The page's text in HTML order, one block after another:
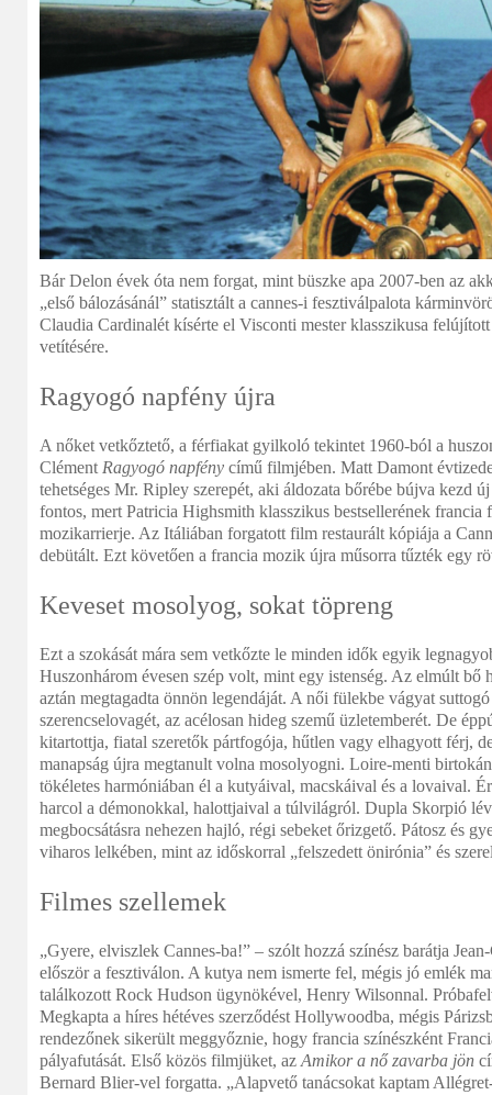
Bár Delon évek óta nem forgat, mint büszke apa 2007-ben az
„első bálozásánál” statisztált a cannes-i fesztiválpalota
Claudia Cardinalét kísérte el Visconti mester klasszikusa
vetítésére.
Ragyogó napfény újra
A nőket vetkőztető, a férfiakat gyilkoló tekintet 1960-ból a
Clément Ragyogó napfény című filmjében. Matt Damont
tehetséges Mr. Ripley szerepét, aki áldozata bőrébe bújva kezd
fontos, mert Patricia Highsmith klasszikus bestsellerének
mozikarrierje. Az Itáliában forgatott film restaurált kópiája a
debütált. Ezt követően a francia mozik újra műsorra tűzték egy
Keveset mosolyog, sokat töpreng
Ezt a szokását mára sem vetkőzte le minden idők egyik
Huszonhárom évesen szép volt, mint egy istenség. Az elmúlt bő
aztán megtagadta önnön legendáját. A női fülekbe vágyat
szerencselovagét, az acélosan hideg szemű üzletemberét. De
kitartottja, fiatal szeretők pártfogója, hűtlen vagy elhagyott férj,
manapság újra megtanult volna mosolyogni. Loire-menti
tökéletes harmóniában él a kutyáival, macskáival és a lovaival.
harcol a démonokkal, halottjaival a túlvilágról. Dupla Skorpió
megbocsátásra nehezen hajló, régi sebeket őrizgető. Pátosz és
viharos lelkében, mint az időskorral „felszedett önirónia” és
Filmes szellemek
„Gyere, elviszlek Cannes-ba!” – szólt hozzá színész barátja
először a fesztiválon. A kutya nem ismerte fel, mégis jó emlék
találkozott Rock Hudson ügynökével, Henry Wilsonnal.
Megkapta a híres hétéves szerződést Hollywoodba, mégis
rendezőnek sikerült meggyőznie, hogy francia színészként
pályafutását. Első közös filmjüket, az Amikor a nő zavarba jön
Bernard Blier-vel forgatta. „Alapvető tanácsokat kaptam